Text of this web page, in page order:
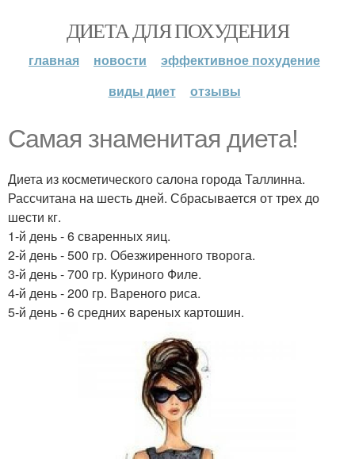
ДИЕТА ДЛЯ ПОХУДЕНИЯ
главная новости
эффективное похудение
виды диет
отзывы
Самая знаменитая диета!
Диета из косметического салона города Таллинна.
Рассчитана на шесть дней. Сбрасывается от трех до
шести кг.
1-й день - 6 сваренных яиц.
2-й день - 500 гр. Обезжиренного творога.
3-й день - 700 гр. Куриного Филе.
4-й день - 200 гр. Вареного риса.
5-й день - 6 средних вареных картошин.